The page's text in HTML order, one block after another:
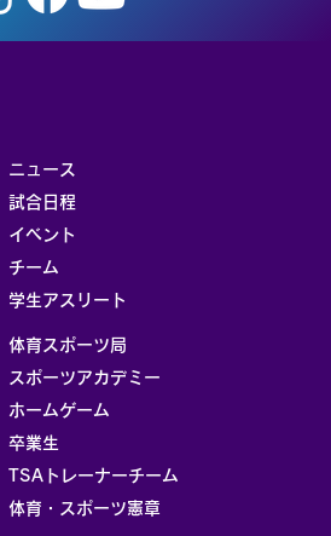
ニュース
試合日程
イベント
チーム
学生アスリート
体育スポーツ局
スポーツアカデミー
ホームゲーム
卒業生
TSAトレーナーチーム
体育・スポーツ憲章